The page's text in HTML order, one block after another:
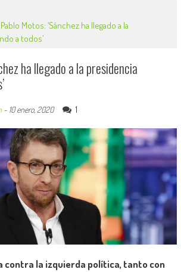
Pablo Motos: ‘Sánchez ha llegado a la
a todos’
ha llegado a la presidencia
- 10 enero, 2020 1
contra la izquierda política, tanto con